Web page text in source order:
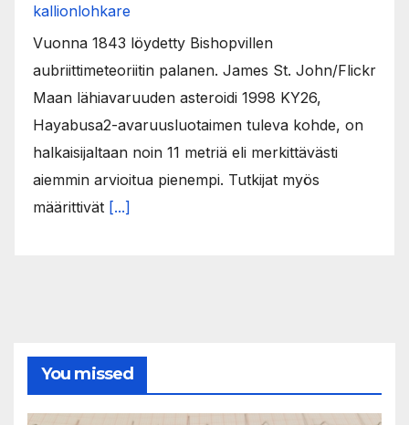
kallionlohkare
Vuonna 1843 löydetty Bishopvillen
aubriittimeteoriitin palanen. James St. John/Flickr
Maan lähiavaruuden asteroidi 1998 KY26,
Hayabusa2-avaruusluotaimen tuleva kohde, on
halkaisijaltaan noin 11 metriä eli merkittävästi
aiemmin arvioitua pienempi. Tutkijat myös
määrittivät [...]
You missed